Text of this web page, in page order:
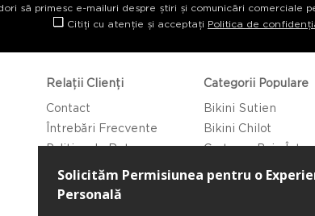
să primesc e-mailuri despre știri și comunicări comerciale
Citiți cu atenție și acceptați Politica de
Relații Clienți
Contact
Întrebări Frecvente
Politica de Returnare
Categorii Populare
Bikini Sutien
Bikini Chilot
Costume Baie
Caftan/Pareo